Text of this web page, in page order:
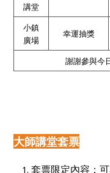
講堂
小鎮
廣場
幸運抽獎
謝謝參與今
大師講堂套票
套票限定內容：